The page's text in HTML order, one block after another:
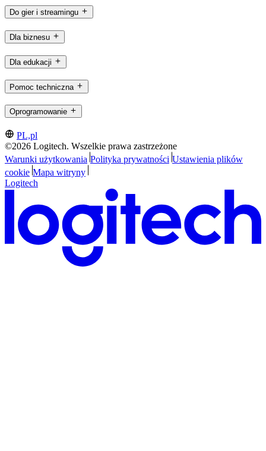
Do gier i streamingu
Dla biznesu
Dla edukacji
Pomoc techniczna
Oprogramowanie
PL,pl
©2026 Logitech. Wszelkie prawa zastrzeżone
Warunki użytkowania Polityka prywatności Ustawienia plików
cookie Mapa witryny
Logitech